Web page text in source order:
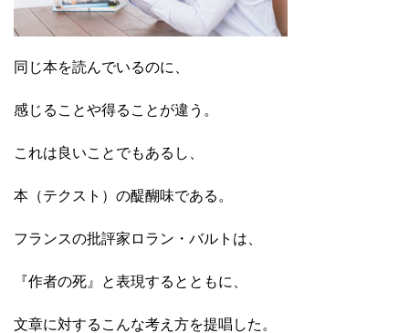
同じ本を読んでいるのに、
感じることや得ることが違う。
これは良いことでもあるし、
本（テクスト）の醍醐味である。
フランスの批評家ロラン・バルトは、
『作者の死』と表現するとともに、
文章に対するこんな考え方を提唱した。